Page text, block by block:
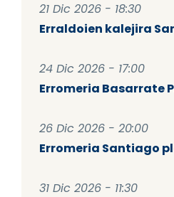
21 Dic 2026 - 18:30
Erraldoien kalejira
24 Dic 2026 - 17:00
Erromeria Basarrate
26 Dic 2026 - 20:00
Erromeria Santiago
31 Dic 2026 - 11:30